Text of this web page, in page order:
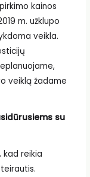
kainos
m. užklupo
veikla.
veiklą žadame
su
kad reikia